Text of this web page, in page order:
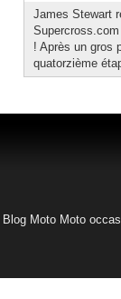
James Stewart
! Après un gros
quatorzième
Blog Moto Moto